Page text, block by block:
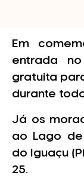
Em
entrada
gratuita
durante
Já os
ao Lago de
do Iguaçu
25.